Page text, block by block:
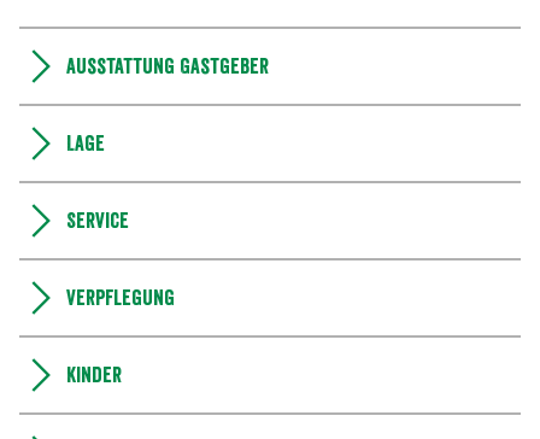
Ausstattung Gastgeber
Lage
Service
Verpflegung
Kinder